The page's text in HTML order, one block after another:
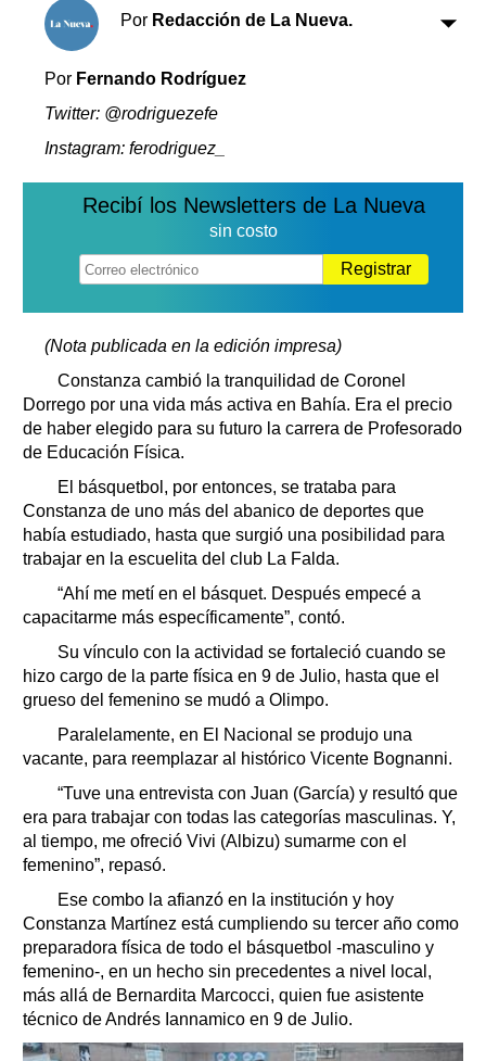
Clasificados
Horóscopo
Suplementos
Servicios
Loterías
Fúnebres
Teléfonos de urgencia
Por Redacción de La Nueva.
Por Fernando Rodríguez
Twitter: @rodriguezefe
Instagram: ferodriguez_
Recibí los Newsletters de La Nueva
sin costo
Registrar
(Nota publicada en la edición impresa)
Constanza cambió la tranquilidad de Coronel
Dorrego por una vida más activa en Bahía. Era el precio
de haber elegido para su futuro la carrera de Profesorado
de Educación Física.
El básquetbol, por entonces, se trataba para
Constanza de uno más del abanico de deportes que
había estudiado, hasta que surgió una posibilidad para
trabajar en la escuelita del club La Falda.
“Ahí me metí en el básquet. Después empecé a
capacitarme más específicamente”, contó.
Su vínculo con la actividad se fortaleció cuando se
hizo cargo de la parte física en 9 de Julio, hasta que el
grueso del femenino se mudó a Olimpo.
Paralelamente, en El Nacional se produjo una
vacante, para reemplazar al histórico Vicente Bognanni.
“Tuve una entrevista con Juan (García) y resultó que
era para trabajar con todas las categorías masculinas. Y,
al tiempo, me ofreció Vivi (Albizu) sumarme con el
femenino”, repasó.
Ese combo la afianzó en la institución y hoy
Constanza Martínez está cumpliendo su tercer año como
preparadora física de todo el básquetbol -masculino y
femenino-, en un hecho sin precedentes a nivel local,
más allá de Bernardita Marcocci, quien fue asistente
técnico de Andrés Iannamico en 9 de Julio.